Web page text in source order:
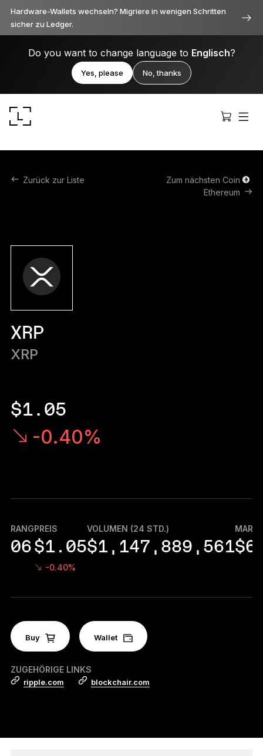
Hardware-Wallets wechseln? Migriere in wenigen Schritten
sicher zu Ledger.
Do you want to change language to Englisch?
Yes, please No, thanks
Zubehör
Wiederherstellungslösungen
Alle Produkte anzeigen
Ledger-Signer vergleichen
Zurück zur Liste
Zum nächsten Coin
Ethereum
XRP
XRP
$1.05
-0.40%
RANG
06
PREIS
$1.05
-0.40%
VOLUMEN (24 STD.)
$1,147,889,561
ZUGEHÖRIGE LINKS
ripple.com blockchair.com
Buy Wallet